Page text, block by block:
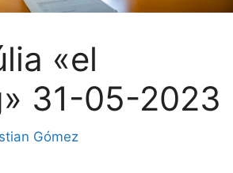
«el
31-05-2023
Gómez